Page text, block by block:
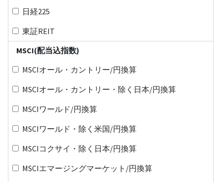
日経225
東証REIT
MSCI(配当込指数)
MSCIオール・カントリー/円換算
MSCIオール・カントリー・除く日本/円換算
MSCIワールド/円換算
MSCIワールド・除く米国/円換算
MSCIコクサイ・除く日本/円換算
MSCIエマージングマーケット/円換算